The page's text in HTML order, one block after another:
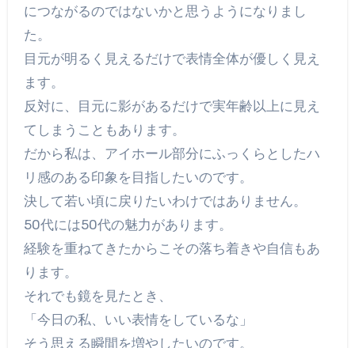
につながるのではないかと思うようになりまし
た。
目元が明るく見えるだけで表情全体が優しく見え
ます。
反対に、目元に影があるだけで実年齢以上に見え
てしまうこともあります。
だから私は、アイホール部分にふっくらとしたハ
リ感のある印象を目指したいのです。
決して若い頃に戻りたいわけではありません。
50代には50代の魅力があります。
経験を重ねてきたからこその落ち着きや自信もあ
ります。
それでも鏡を見たとき、
「今日の私、いい表情をしているな」
そう思える瞬間を増やしたいのです。